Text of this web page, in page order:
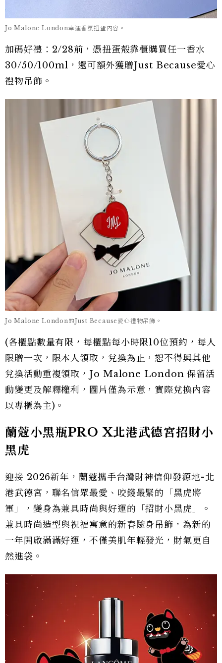
Jo Malone London幸運香氛扭蛋內容。
加碼好禮：2/28前，憑扭蛋殼靠櫃購買任一香水
30/50/100ml，還可額外獲贈Just Because愛心
禮物吊飾。
Jo Malone London的Just Because愛心禮物吊飾。
(各櫃點數量有限，每櫃點每小時限10位預約，每人
限贈一次，限本人領取，兌換為止，恕不得與其他
兌換活動重複領取，Jo Malone London 保留活
動變更及解釋權利，圖片僅為示意，實際兌換內容
以專櫃為主)。
蘭蔻小黑瓶PRO X北港武德宮招財小
黑虎
迎接 2026新年，蘭蔻攜手台灣財神信仰發源地-北
港武德宮，聯名信眾最愛、咬錢最緊的「黑虎將
軍」，變身為兼具時尚與好運的「招財小黑虎」。
兼具時尚造型與祝福寓意的新春隨身吊飾，為新的
一年開啟滿滿好運，不僅美肌年輕發光，財氣更自
然進袋。